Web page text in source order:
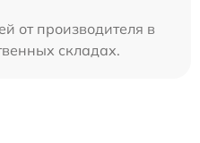
от производителя в
складах.